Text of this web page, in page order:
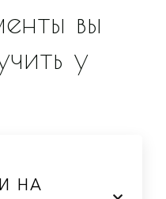
вы
у
НА